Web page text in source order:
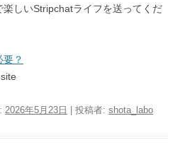
しいStripchatライフを送ってくだ
？
2026年5月23日 投稿者: shota_labo